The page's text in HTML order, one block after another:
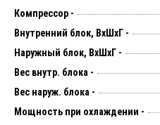
Компрессор -
Внутренний блок, ВхШхГ -
Наружный блок, ВхШхГ -
Вес внутр. блока -
Вес наруж. блока -
Мощность при охлаждении -